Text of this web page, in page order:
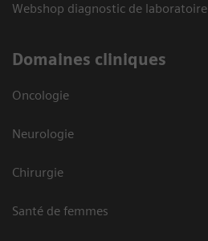
Webshop diagnostic de laboratoire
Domaines cliniques
Oncologie
Neurologie
Chirurgie
Santé de femmes